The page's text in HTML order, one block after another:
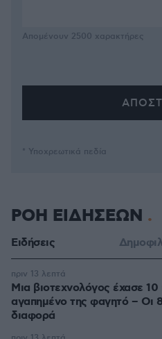
Απομένουν 2500 χαρακτήρες
* Υποχρεωτικά πεδία
ΡΟΗ ΕΙΔΗΣΕΩΝ
Ειδήσεις
Μια βιοτεχνολόγος έχασε 10
αγαπημένο της φαγητό – Οι
διαφορά
πριν 13 λεπτά